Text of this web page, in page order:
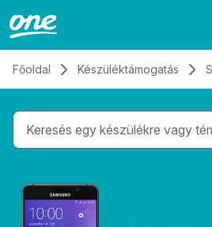
Főoldal Készüléktámogatás
Gépelés közben